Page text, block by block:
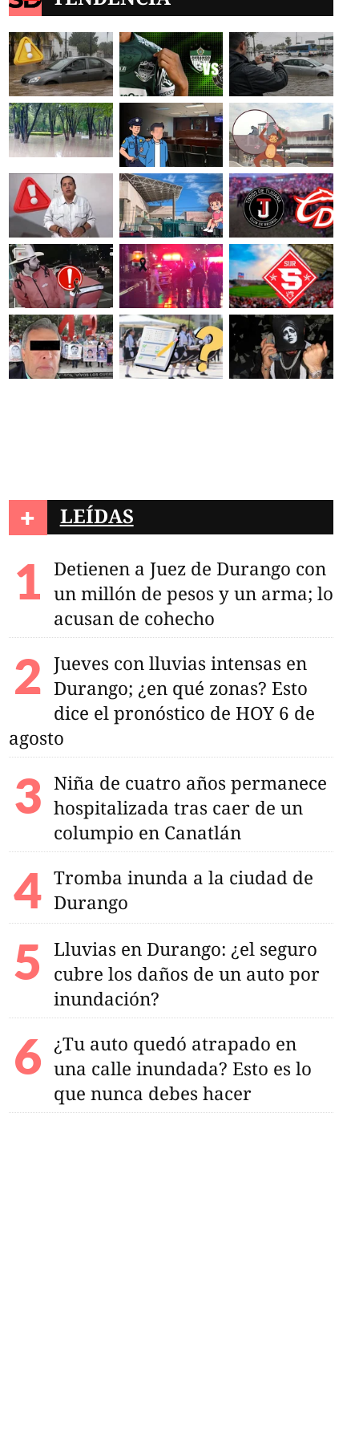
+ LEÍDAS
Detienen a Juez de Durango con
un millón de pesos y un arma; lo
acusan de cohecho
Jueves con lluvias intensas en
Durango; ¿en qué zonas? Esto
dice el pronóstico de HOY 6 de
agosto
Niña de cuatro años permanece
hospitalizada tras caer de un
columpio en Canatlán
Tromba inunda a la ciudad de
Durango
Lluvias en Durango: ¿el seguro
cubre los daños de un auto por
inundación?
¿Tu auto quedó atrapado en
una calle inundada? Esto es lo
que nunca debes hacer